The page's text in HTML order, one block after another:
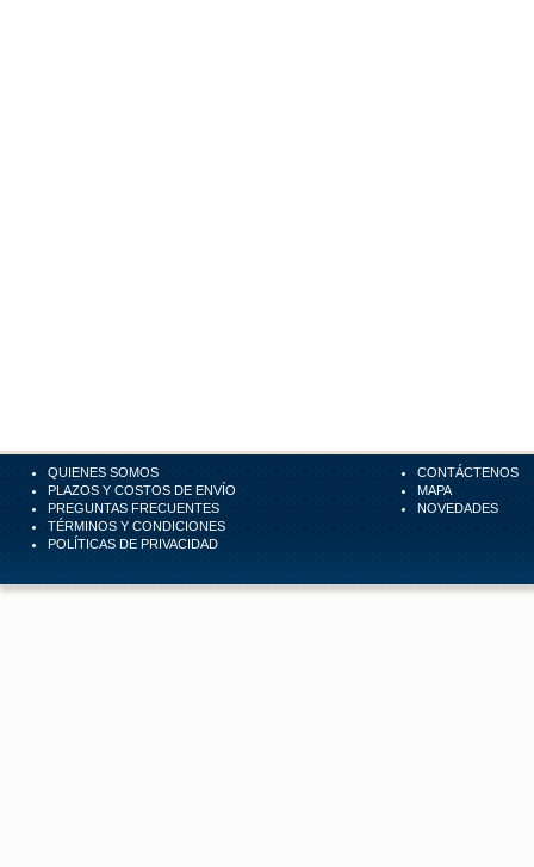
QUIENES SOMOS
PLAZOS Y COSTOS DE ENVÍO
PREGUNTAS FRECUENTES
TÉRMINOS Y CONDICIONES
POLÍTICAS DE PRIVACIDAD
CONTÁCTENOS
MAPA
NOVEDADES